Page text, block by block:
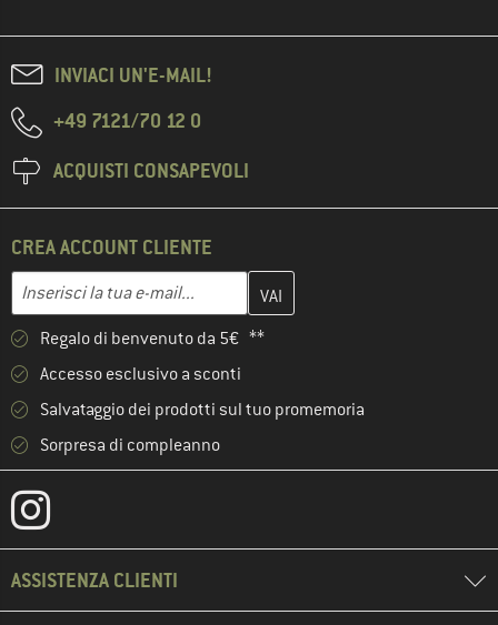
INVIACI UN'E-MAIL!
+49 7121/70 12 0
ACQUISTI CONSAPEVOLI
CREA ACCOUNT CLIENTE
Indirizzo e-mail
Inserisci qui il tuo indirizzo e-mail e crea il tuo account cliente
Regalo di benvenuto da 5€ **
Accesso esclusivo a sconti
Salvataggio dei prodotti sul tuo promemoria
Sorpresa di compleanno
ASSISTENZA CLIENTI